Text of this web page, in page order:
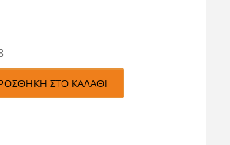
ΣΤΟ ΚΑΛΆΘΙ